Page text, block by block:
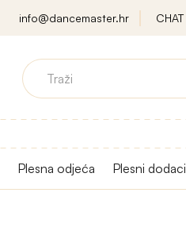
info@dancemaster.hr CHAT
Plesna odjeća Plesni dodaci